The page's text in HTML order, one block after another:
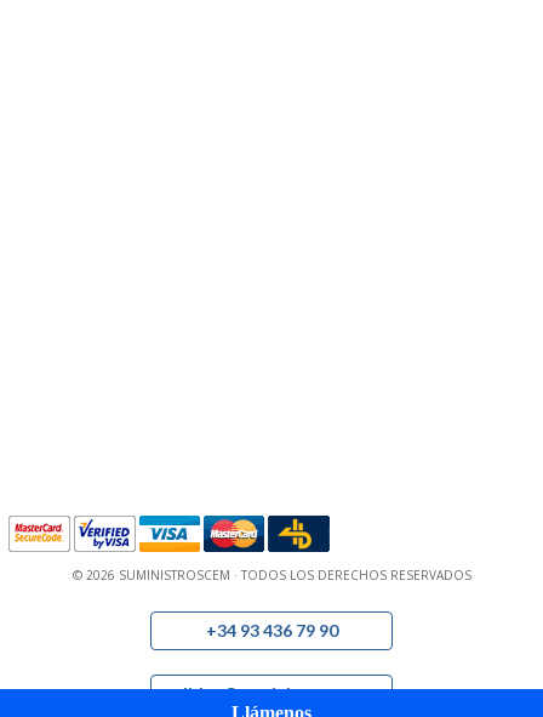
© 2026 SUMINISTROSCEM · TODOS LOS DERECHOS RESERVADOS
+34 93 436 79 90
pedidos@suministroscem.com
Llámenos